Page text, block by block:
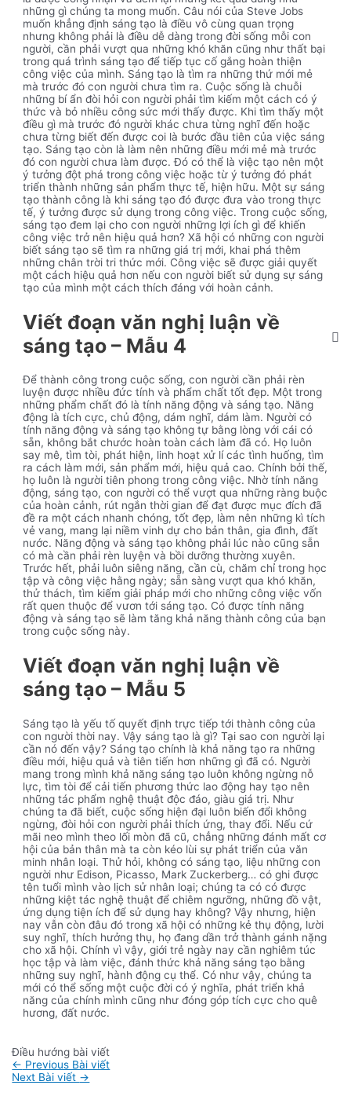
những gì chúng ta mong muốn. Câu nói của Steve Jobs
muốn khẳng định sáng tạo là điều vô cùng quan trọng
nhưng không phải là điều dễ dàng trong đời sống mỗi con
người, cần phải vượt qua những khó khăn cũng như thất bại
trong quá trình sáng tạo để tiếp tục cố gắng hoàn thiện
công việc của mình. Sáng tạo là tìm ra những thứ mới mẻ
mà trước đó con người chưa tìm ra. Cuộc sống là chuỗi
những bí ẩn đòi hỏi con người phải tìm kiếm một cách có ý
thức và bỏ nhiều công sức mới thấy được. Khi tìm thấy một
điều gì mà trước đó người khác chưa từng nghĩ đến hoặc
chưa từng biết đến được coi là bước đầu tiên của việc sáng
tạo. Sáng tạo còn là làm nên những điều mới mẻ mà trước
đó con người chưa làm được. Đó có thể là việc tạo nên một
ý tưởng đột phá trong công việc hoặc từ ý tưởng đó phát
triển thành những sản phẩm thực tế, hiện hữu. Một sự sáng
tạo thành công là khi sáng tạo đó được đưa vào trong thực
tế, ý tưởng được sử dụng trong công việc. Trong cuộc sống,
sáng tạo đem lại cho con người những lợi ích gì để khiến
công việc trở nên hiệu quả hơn? Xã hội có những con người
biết sáng tạo sẽ tìm ra những giá trị mới, khai phá thêm
những chân trời tri thức mới. Công việc sẽ được giải quyết
một cách hiệu quả hơn nếu con người biết sử dụng sự sáng
tạo của mình một cách thích đáng với hoàn cảnh.
Viết đoạn văn nghị luận về
sáng tạo – Mẫu 4
Để thành công trong cuộc sống, con người cần phải rèn
luyện được nhiều đức tính và phẩm chất tốt đẹp. Một trong
những phẩm chất đó là tính năng động và sáng tạo. Năng
động là tích cực, chủ động, dám nghĩ, dám làm. Người có
tính năng động và sáng tạo không tự bằng lòng với cái có
sẵn, không bắt chước hoàn toàn cách làm đã có. Họ luôn
say mê, tìm tòi, phát hiện, linh hoạt xử lí các tình huống, tìm
ra cách làm mới, sản phẩm mới, hiệu quả cao. Chính bởi thế,
họ luôn là người tiên phong trong công việc. Nhờ tính năng
động, sáng tạo, con người có thể vượt qua những ràng buộc
của hoàn cảnh, rút ngắn thời gian để đạt được mục đích đã
đề ra một cách nhanh chóng, tốt đẹp, làm nên những kì tích
vẻ vang, mang lại niềm vinh dự cho bản thân, gia đình, đất
nước. Năng động và sáng tạo không phải lúc nào cũng sẵn
có mà cần phải rèn luyện và bồi dưỡng thường xuyên.
Trước hết, phải luôn siêng năng, cần cù, chăm chỉ trong học
tập và công việc hằng ngày; sẵn sàng vượt qua khó khăn,
thử thách, tìm kiếm giải pháp mới cho những công việc vốn
rất quen thuộc để vươn tới sáng tạo. Có được tính năng
động và sáng tạo sẽ làm tăng khả năng thành công của bạn
trong cuộc sống này.
Viết đoạn văn nghị luận về
sáng tạo – Mẫu 5
Sáng tạo là yếu tố quyết định trực tiếp tới thành công của
con người thời nay. Vậy sáng tạo là gì? Tại sao con người lại
cần nó đến vậy? Sáng tạo chính là khả năng tạo ra những
điều mới, hiệu quả và tiên tiến hơn những gì đã có. Người
mang trong mình khả năng sáng tạo luôn không ngừng nỗ
lực, tìm tòi để cải tiến phương thức lao động hay tạo nên
những tác phẩm nghệ thuật độc đáo, giàu giá trị. Như
chúng ta đã biết, cuộc sống hiện đại luôn biến đổi không
ngừng, đòi hỏi con người phải thích ứng, thay đổi. Nếu cứ
mãi neo mình theo lối mòn đã cũ, chẳng những đánh mất cơ
hội của bản thân mà ta còn kéo lùi sự phát triển của văn
minh nhân loại. Thử hỏi, không có sáng tạo, liệu những con
người như Edison, Picasso, Mark Zuckerberg… có ghi được
tên tuổi mình vào lịch sử nhân loại; chúng ta có có được
những kiệt tác nghệ thuật để chiêm ngưỡng, những đồ vật,
ứng dụng tiện ích để sử dụng hay không? Vậy nhưng, hiện
nay vẫn còn đâu đó trong xã hội có những kẻ thụ động, lười
suy nghĩ, thích hưởng thụ, họ đang dần trở thành gánh nặng
cho xã hội. Chính vì vậy, giới trẻ ngày nay cần nghiêm túc
học tập và làm việc, đánh thức khả năng sáng tạo bằng
những suy nghĩ, hành động cụ thể. Có như vậy, chúng ta
mới có thể sống một cuộc đời có ý nghĩa, phát triển khả
năng của chính mình cũng như đóng góp tích cực cho quê
hương, đất nước.
Điều hướng bài viết
← Previous Bài viết
Next Bài viết →